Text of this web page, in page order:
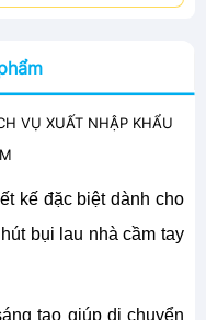
kế đặc biệt dành cho
bụi lau nhà cầm tay
tạo giúp di chuyển